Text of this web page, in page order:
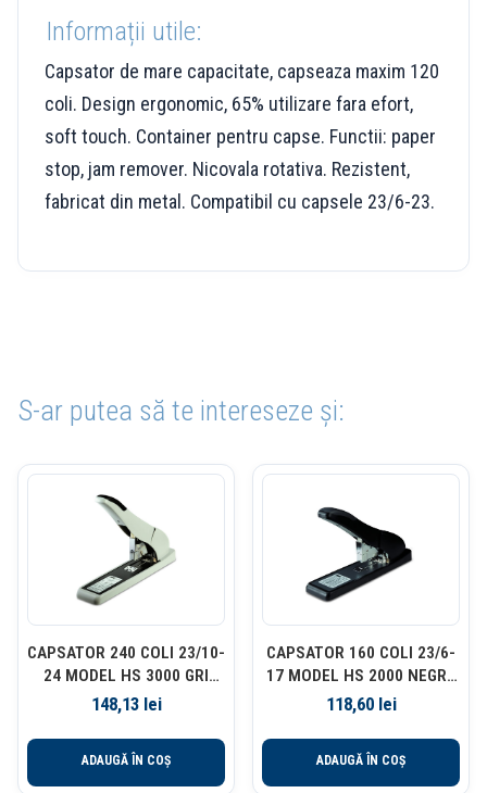
Informații utile:
Capsator de mare capacitate, capseaza maxim 120
coli. Design ergonomic, 65% utilizare fara efort,
soft touch. Container pentru capse. Functii: paper
stop, jam remover. Nicovala rotativa. Rezistent,
fabricat din metal. Compatibil cu capsele 23/6-23.
S-ar putea să te intereseze și:
CAPSATOR 240 COLI 23/10-
24 MODEL HS 3000 GRI
NOKI
148,13 lei
ADAUGĂ ÎN COȘ
CAPSATOR 160 COLI 23/6-
17 MODEL HS 2000 NEGRU
NOKI
118,60 lei
ADAUGĂ ÎN COȘ